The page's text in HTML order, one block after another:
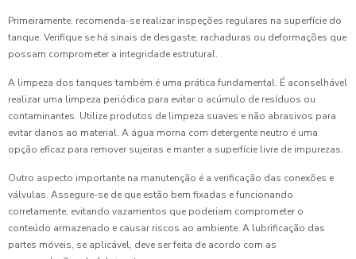
Primeiramente, recomenda-se realizar inspeções regulares na superfície do
tanque. Verifique se há sinais de desgaste, rachaduras ou deformações que
possam comprometer a integridade estrutural.
A limpeza dos tanques também é uma prática fundamental. É aconselhável
realizar uma limpeza periódica para evitar o acúmulo de resíduos ou
contaminantes. Utilize produtos de limpeza suaves e não abrasivos para
evitar danos ao material. A água morna com detergente neutro é uma
opção eficaz para remover sujeiras e manter a superfície livre de impurezas.
Outro aspecto importante na manutenção é a verificação das conexões e
válvulas. Assegure-se de que estão bem fixadas e funcionando
corretamente, evitando vazamentos que poderiam comprometer o
conteúdo armazenado e causar riscos ao ambiente. A lubrificação das
partes móveis, se aplicável, deve ser feita de acordo com as